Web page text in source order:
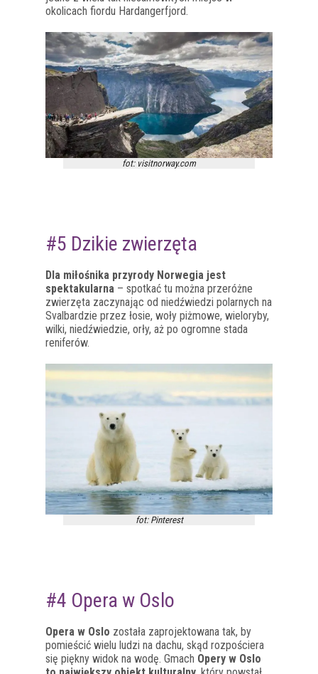
okolicach fiordu Hardangerfjord.
fot: visitnorway.com
#5 Dzikie zwierzęta
Dla miłośnika przyrody Norwegia jest
spektakularna – spotkać tu można przeróżne
zwierzęta zaczynając od niedźwiedzi polarnych na
Svalbardzie przez łosie, woły piżmowe, wieloryby,
wilki, niedźwiedzie, orły, aż po ogromne stada
reniferów.
fot: Pinterest
#4 Opera w Oslo
Opera w Oslo została zaprojektowana tak, by
pomieścić wielu ludzi na dachu, skąd rozpościera
się piękny widok na wodę. Gmach Opery w Oslo